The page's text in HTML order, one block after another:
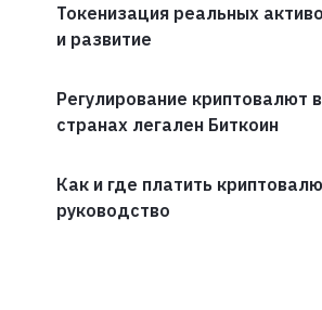
Токенизация реальных
и развитие
Регулирование криптовалют
странах легален Биткоин
Как и где платить
руководство